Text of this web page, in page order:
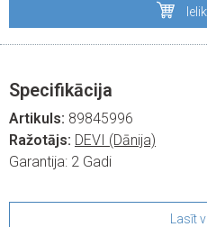
Specifikācija
Artikuls: 89845996
Ražotājs: DEVI (Dānija)
Garantija: 2 Gadi
Lasīt